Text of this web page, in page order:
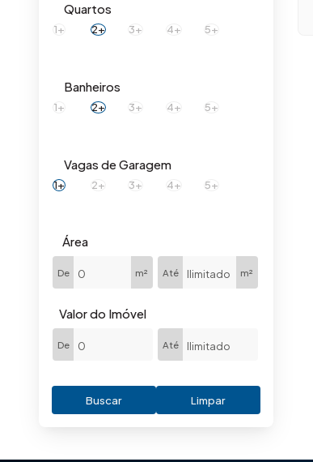
Quartos
1+ 2+ 3+ 4+ 5+
Banheiros
1+ 2+ 3+ 4+ 5+
Vagas de Garagem
1+ 2+ 3+ 4+ 5+
Área
De m² Até m²
Valor do Imóvel
De Até
Buscar Limpar